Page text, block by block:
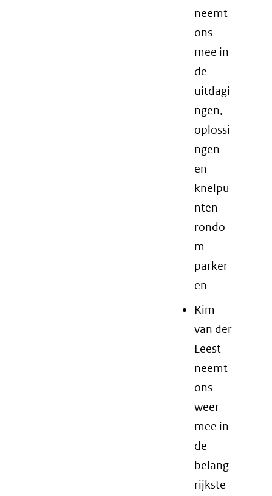
neemt
ons
mee in
de
uitdagi
ngen,
oplossi
ngen
en
knelpu
nten
rondo
m
parker
en
Kim
van der
Leest
neemt
ons
weer
mee in
de
belang
rijkste